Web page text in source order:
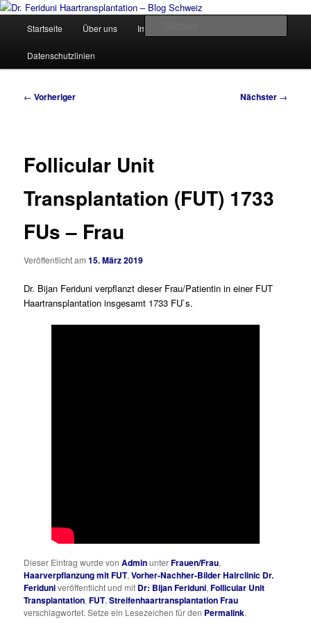
Zum
springenDr. Feriduni Haartransplantation –
Videos, Resultate, Bilder
Startseite Über uns Impressum und Kontakt
Datenschutzlinien
Beitragsnavigation
← Vorheriger Nächster →
Follicular Unit
Transplantation (FUT) 1733
FUs – Frau
Veröffentlicht am15. März 2019
Dr. Bijan Feriduni verpflanzt dieser Frau/Patientin in einer FUT
Haartransplantation insgesamt 1733 FU`s.
Dieser Eintrag wurde vonAdminunterFrauen/Frau,
Haarverpflanzung mit FUT,Vorher-Nachher-Bilder Hairclinic Dr.
Feriduniveröffentlicht und mit Dr: Bijan Feriduni,Follicular Unit
Transplantation,FUT,Streifenhaartransplantation Frau
verschlagwortet. Setze ein Lesezeichen für den Permalink.